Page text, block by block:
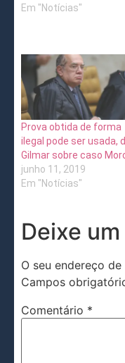
Em "Notícias"
Prova obtida de forma
ilegal pode ser usada,
Gilmar sobre caso
junho 11, 2019
Em "Notícias"
Deixe
O seu endereço
Campos
Comentário *